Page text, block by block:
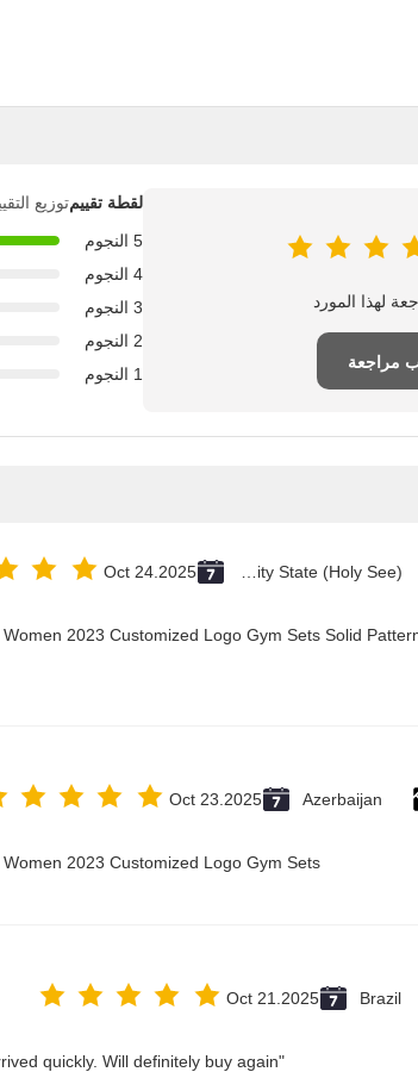
مراجعة
لقطة تقييمتوزيع
5 النجوم
4 النجوم
3 النجوم
2 النجوم
1 النجوم
Vatican City State (Holy See)
Oct 24.2025
2023 Customized Logo Gym Sets Solid
Azerbaijan
Oct 23.2025
2023 Customized Logo Gym Sets
Brazil
Oct 21.2025
"Great value for money. Works perfectly and arrived quickly. Will definitely buy again."